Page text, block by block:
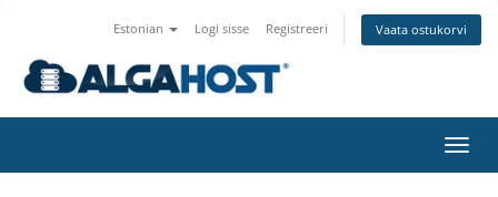
Estonian Logi sisse Registreeri Vaata ostukorvi